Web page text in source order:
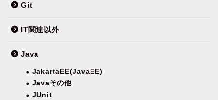
Git
IT関連以外
Java
JakartaEE(JavaEE)
Javaその他
JUnit